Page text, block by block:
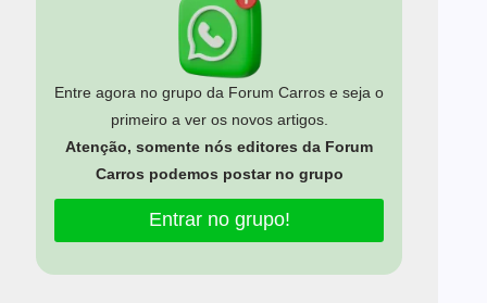
Entre agora no grupo da Forum Carros e seja o
primeiro a ver os novos artigos.
Atenção, somente nós editores da Forum
Carros podemos postar no grupo
Entrar no grupo!